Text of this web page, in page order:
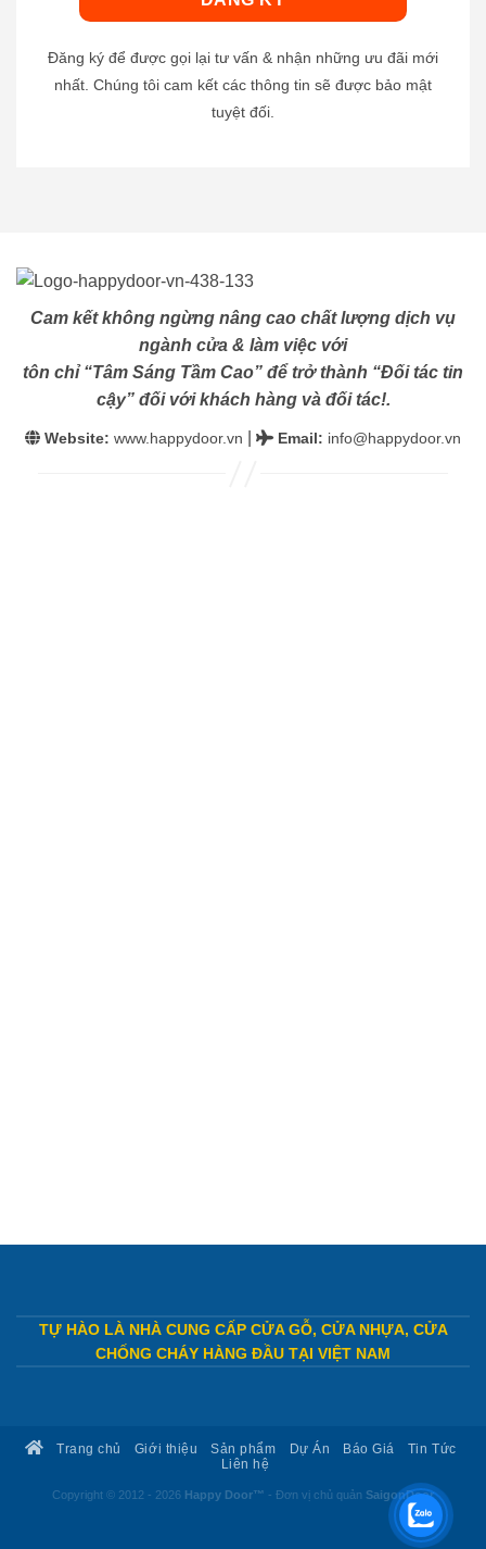
Đăng ký để được gọi lại tư vấn & nhận những ưu đãi mới
nhất. Chúng tôi cam kết các thông tin sẽ được bảo mật
tuyệt đối.
Cam kết không ngừng nâng cao chất lượng dịch vụ
ngành cửa & làm việc với
tôn chỉ “Tâm Sáng Tầm Cao” để trở thành “Đối tác tin
cậy” đối với khách hàng và đối tác!.
Website: www.happydoor.vn Email: info@happydoor.vn
TỰ HÀO LÀ NHÀ CUNG CẤP CỬA GỖ, CỬA NHỰA, CỬA
CHỐNG CHÁY HÀNG ĐẦU TẠI VIỆT NAM
Trang chủ Giới thiệu Sản phẩm Dự Án Báo Giá
Tin Tức
Liên hệ
Copyright © 2012 - 2026 Happy Door™ - Đơn vị chủ quản SaigonDoor